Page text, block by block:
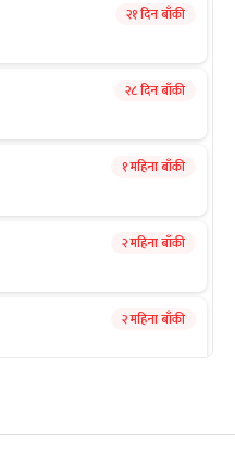
२१ दिन बाँकी
२८ दिन बाँकी
१ महिना बाँकी
२ महिना बाँकी
२ महिना बाँकी